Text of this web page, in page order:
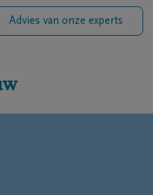
Advies van onze experts